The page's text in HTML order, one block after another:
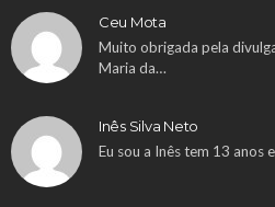
Ceu Mota
Muito obrigada pela
Maria da…
Inês Silva Neto
Eu sou a Inês tem 13 anos